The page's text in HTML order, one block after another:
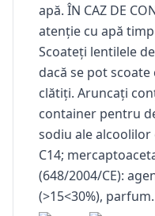
apă. ÎN CAZ DE
atenție cu apă
Scoateți lentilele
dacă se pot
clătiți. Aruncați
container pentru
sodiu ale
C14;
(648/2004/CE):
(>15<30%), parfum.